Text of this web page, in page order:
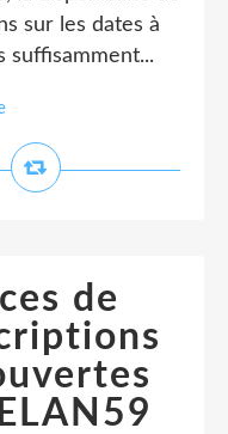
sur les dates à
suffisamment...
de